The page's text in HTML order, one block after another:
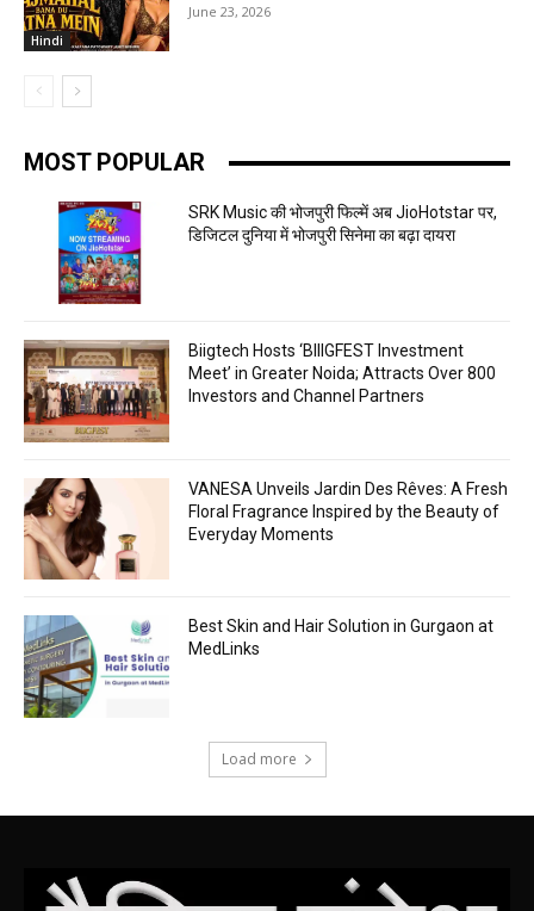
Hindi
June 23, 2026
MOST POPULAR
SRK Music की भोजपुरी फिल्में अब JioHotstar पर,
डिजिटल दुनिया में भोजपुरी सिनेमा का बढ़ा दायरा
Biigtech Hosts ‘BIIIGFEST Investment
Meet’ in Greater Noida; Attracts Over 800
Investors and Channel Partners
VANESA Unveils Jardin Des Rêves: A Fresh
Floral Fragrance Inspired by the Beauty of
Everyday Moments
Best Skin and Hair Solution in Gurgaon at
MedLinks
Load more